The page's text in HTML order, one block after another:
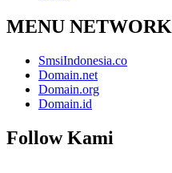
MENU NETWORK
SmsiIndonesia.co
Domain.net
Domain.org
Domain.id
Follow Kami